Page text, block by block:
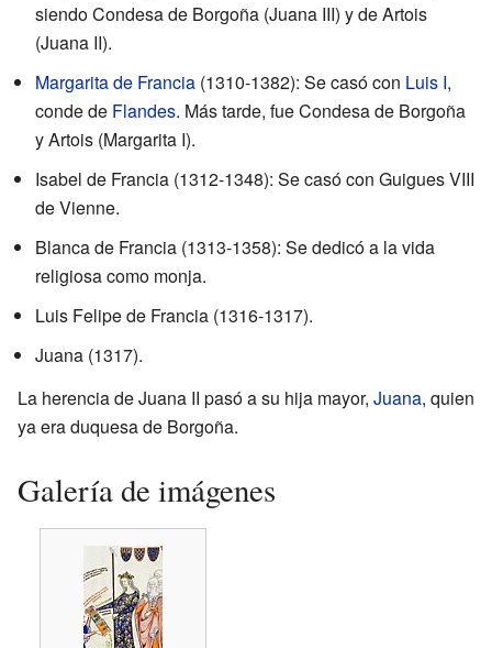
siendo Condesa de Borgoña (Juana III) y de Artois
(Juana II).
Margarita de Francia (1310-1382): Se casó con Luis I,
conde de Flandes. Más tarde, fue Condesa de Borgoña
y Artois (Margarita I).
Isabel de Francia (1312-1348): Se casó con Guigues VIII
de Vienne.
Blanca de Francia (1313-1358): Se dedicó a la vida
religiosa como monja.
Luis Felipe de Francia (1316-1317).
Juana (1317).
La herencia de Juana II pasó a su hija mayor, Juana, quien
ya era duquesa de Borgoña.
Galería de imágenes